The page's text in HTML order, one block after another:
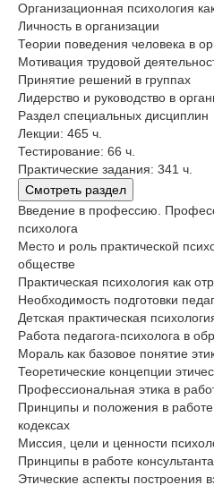
Организационная психология
Личность в организации
Теории поведения человека в
Мотивация трудовой
Принятие решений в группах
Лидерство и руководство в
Раздел специальных дисциплин
Лекции: 465 ч.
Тестирование: 66 ч.
Практические задания: 341 ч.
Смотреть раздел
Введение в профессию.
психолога
Место и роль практической
обществе
Практическая психология как
Необходимость подготовки
Детская практическая
Работа педагога-психолога в
Мораль как базовое понятие
Теоретические концепции
Профессиональная этика в
Принципы и положения в
кодексах
Миссия, цели и ценности
Принципы в работе консультанта
Этические аспекты построения